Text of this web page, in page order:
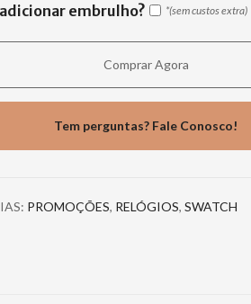
embrulho?
Comprar Agora
Tem perguntas? Fale Conosco!
PROMOÇÕES, RELÓGIOS,SWATCH